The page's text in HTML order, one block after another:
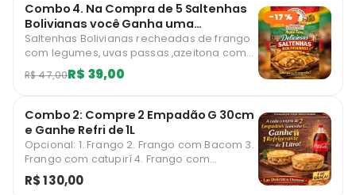
Combo 4. Na Compra de 5 Saltenhas
Bolivianas você Ganha uma
Empanada Argentina de sua Escolha.
Saltenhas Bolivianas recheadas de frango
com legumes, uvas passas ,azeitona com
tempero genuíno da Bolívia!
R$ 47,00R$ 39,00
-17%
Combo 2: Compre 2 Empadão G 30cm
e Ganhe Refri de 1L
Opcional: 1. Frango 2. Frango com Bacom 3.
Frango com catupirí 4. Frango com
Cheddar 5. Frango com Azeitona Imagem
ilustrativa
R$ 130,00